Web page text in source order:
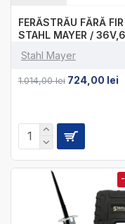
Stahl Mayer
FERĂSTRĂU FĂRĂ FIR
STAHL MAYER /
1.014,00 lei 724,00 lei